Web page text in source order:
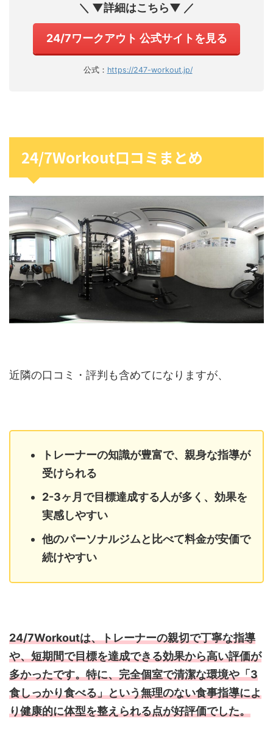
＼ ▼詳細はこちら▼ ／
24/7ワークアウト 公式サイトを見る
公式： https://247-workout.jp/
24/7Workout口コミまとめ
近隣の口コミ・評判も含めてになりますが、
トレーナーの知識が豊富で、親身な指導が
受けられる
2-3ヶ月で目標達成する人が多く、効果を
実感しやすい
他のパーソナルジムと比べて料金が安価で
続けやすい
24/7Workoutは、トレーナーの親切で丁寧な指導
や、短期間で目標を達成できる効果から高い評価が
多かったです。特に、完全個室で清潔な環境や「3
食しっかり食べる」という無理のない食事指導によ
り健康的に体型を整えられる点が好評価でした。